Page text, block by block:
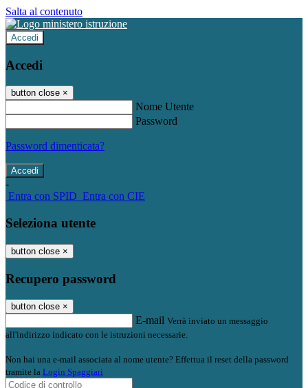
Salta al contenuto
Accedi
Accedi
button close ×
Nome Utente
Password
Password dimenticata?
-
Entra con SPID Entra con CIE
Seleziona utente
button close ×
Recupero password
button close ×
E-mail Verrà inviato un messaggio
all'indirizzo indicato con le istruzioni necessarie.
Non hai una e-mail associata al nome utente? Effettua il reset della password
tramite la Login Spaggiari